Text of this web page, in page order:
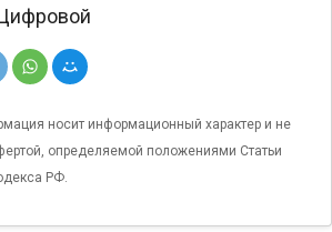
носит информационный характер и не
определяемой положениями Статьи
РФ.